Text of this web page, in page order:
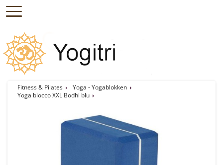
Fitness & Pilates
Yoga - Yogablokken
Yoga blocco XXL Bodhi blu